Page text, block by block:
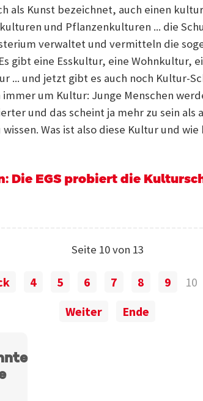
als Kunst bezeichnet, auch einen
und Pflanzenkulturen ... die
verwaltet und vermitteln die
gibt eine Esskultur, eine Wohnkultur,
... und jetzt gibt es auch noch Kultur-
um Kultur: Junge Menschen
und das scheint ja mehr zu sein als
Was ist also diese Kultur und wie
Die EGS probiert die
Seite 10 von 13
4 5 6 7 8 9 10
Weiter
Ende